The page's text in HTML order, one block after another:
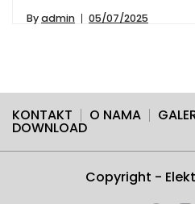
Byadmin 05/07/2025
KONTAKT O NAMA
DOWNLOAD
Copyright -